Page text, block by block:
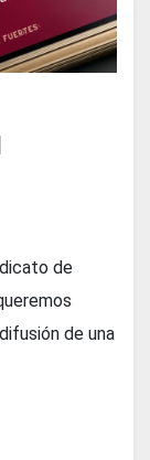
de
de una